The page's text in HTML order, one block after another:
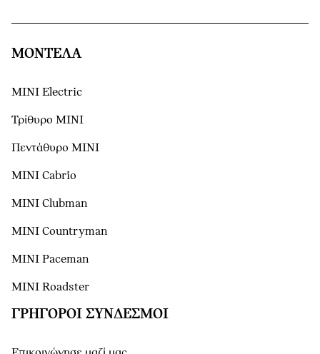
ΜΟΝΤΕΛΑ
MINI Electric
Τρίθυρο MINI
Πεντάθυρο MINI
MINI Cabrio
MINI Clubman
MINI Countryman
MINI Paceman
MINI Roadster
ΓΡΉΓΟΡΟΙ ΣΎΝΔΕΣΜΟΙ